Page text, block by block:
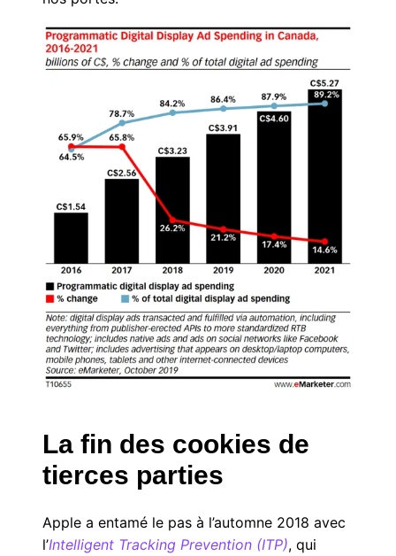
La fin des cookies de
tierces parties
Apple a entamé le pas à l’automne 2018 avec
l’Intelligent Tracking Prevention (ITP), qui